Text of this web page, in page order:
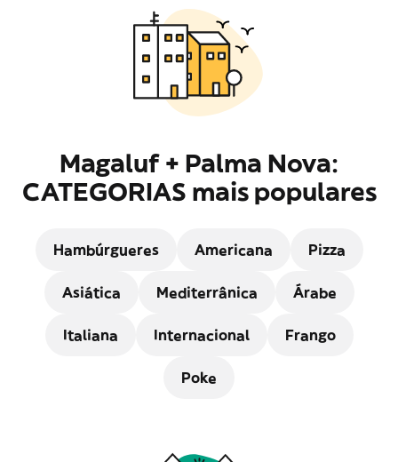
Magaluf + Palma Nova:
CATEGORIAS mais populares
Hambúrgueres Americana Pizza
Asiática Mediterrânica Árabe
Italiana Internacional Frango
Poke